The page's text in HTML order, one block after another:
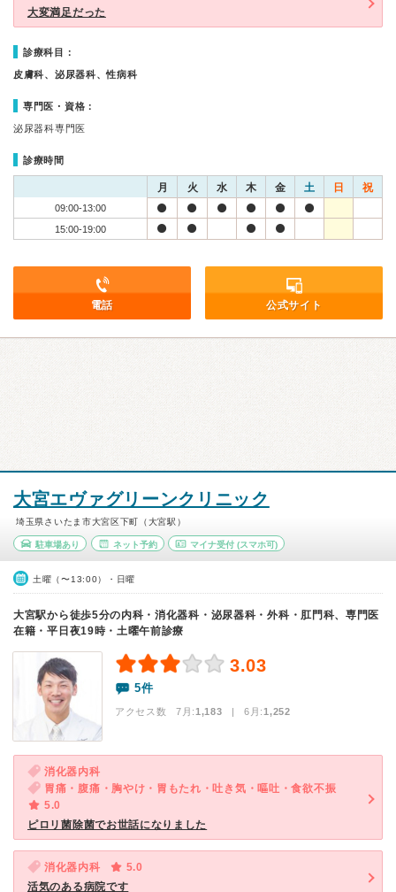
大変満足だった
診療科目：
皮膚科、泌尿器科、性病科
専門医・資格：
泌尿器科専門医
診療時間
月 火 水 木 金 土 日 祝
09:00-13:00
15:00-19:00
電話 公式サイト
大宮エヴァグリーンクリニック
埼玉県さいたま市大宮区下町（大宮駅）
駐車場あり ネット予約 マイナ受付 (スマホ可)
土曜（〜13:00）・日曜
大宮駅から徒歩5分の内科・消化器科・泌尿器科・外科・肛門科、専門医
在籍・平日夜19時・土曜午前診療
3.03
5件
アクセス数 7月:1,183 | 6月:1,252
消化器内科
胃痛・腹痛・胸やけ・胃もたれ・吐き気・嘔吐・食欲不振
5.0
ピロリ菌除菌でお世話になりました
消化器内科
5.0
活気のある病院です